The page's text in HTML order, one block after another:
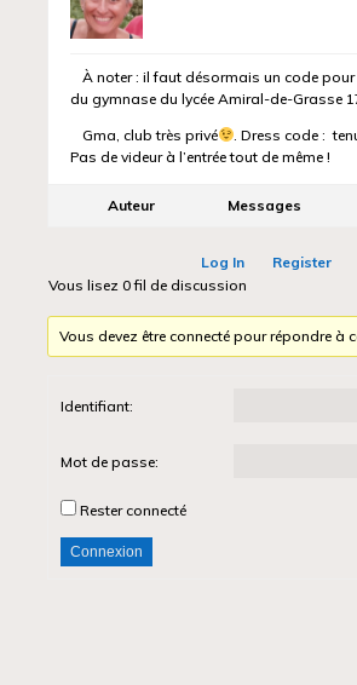
À noter : il faut désormais un code
du gymnase du lycée Amiral-de-Grasse
Gma, club très privé
. Dress code :
Pas de videur à l’entrée tout de même !
Auteur Messages
Log In Register
Vous lisez 0 fil de discussion
Vous devez être connecté pour répondre à
Identifiant:
Mot de passe:
Rester connecté
Connexion